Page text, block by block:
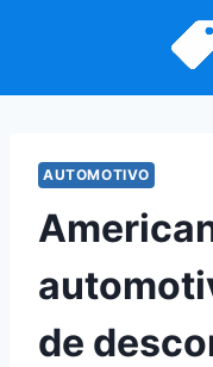
AUTOMOTIVO
de